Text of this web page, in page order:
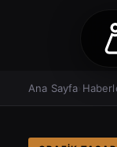
Ana Sayfa